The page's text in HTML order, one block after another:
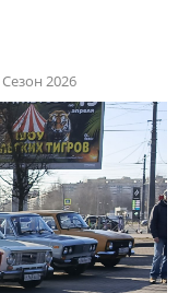
Сезон 2026